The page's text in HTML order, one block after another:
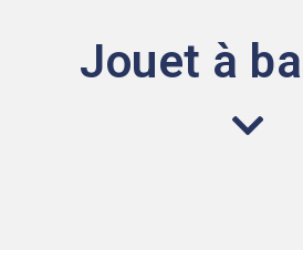
Jouet à